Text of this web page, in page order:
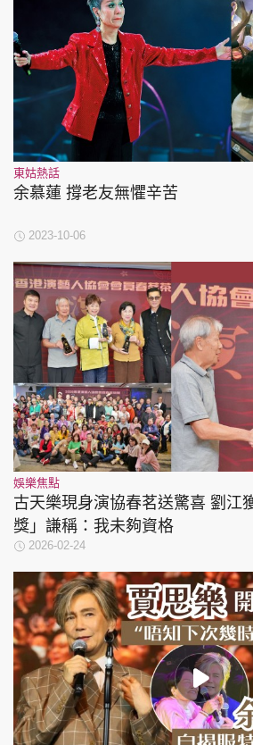
東姑熱話
余慕蓮 撐老友無懼辛苦
2023-10-06
娛樂焦點
古天樂現身演協春茗送驚喜 劉江
獎」謙稱：我未夠資格
2026-02-24